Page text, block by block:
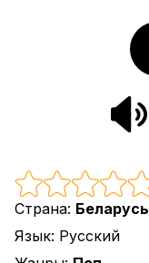
Страна: Беларусь
Язык: Русский